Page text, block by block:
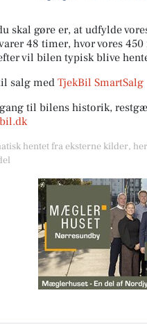
skal gøre er, at udfylde
48 timer, hvor vores
vil bilen typisk blive
salg medTjekBil SmartSalg
til bilens historik,
hentet fra eksterne kilder,